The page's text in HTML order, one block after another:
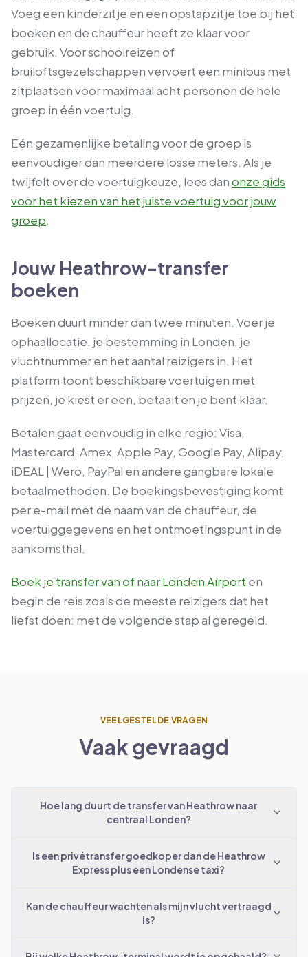
Voeg een kinderzitje en een opstapzitje toe bij het
boeken en de chauffeur heeft ze klaar voor
gebruik. Voor schoolreizen of
bruiloftsgezelschappen vervoert een minibus met
zitplaatsen voor maximaal acht personen de hele
groep in één voertuig.
Eén gezamenlijke betaling voor de groep is
eenvoudiger dan meerdere losse meters. Als je
twijfelt over de voertuigkeuze, lees danonze gids
voor het kiezen van het juiste voertuig voor jouw
groep.
Jouw Heathrow-transfer
boeken
Boeken duurt minder dan twee minuten. Voer je
ophaallocatie, je bestemming in Londen, je
vluchtnummer en het aantal reizigers in. Het
platform toont beschikbare voertuigen met
prijzen, je kiest er een, betaalt en je bent klaar.
Betalen gaat eenvoudig in elke regio: Visa,
Mastercard, Amex, Apple Pay, Google Pay, Alipay,
iDEAL | Wero, PayPal en andere gangbare lokale
betaalmethoden. De boekingsbevestiging komt
per e-mail met de naam van de chauffeur, de
voertuiggegevens en het ontmoetingspunt in de
aankomsthal.
Boek je transfer van of naar Londen Airport en
begin de reis zoals de meeste reizigers dat het
liefst doen: met de volgende stap al geregeld.
VEELGESTELDE VRAGEN
Vaak gevraagd
Hoe lang duurt de transfer van Heathrow naar
centraal Londen?
Is een privétransfer goedkoper dan de Heathrow
Express plus een Londense taxi?
Kan de chauffeur wachten als mijn vlucht vertraagd
is?